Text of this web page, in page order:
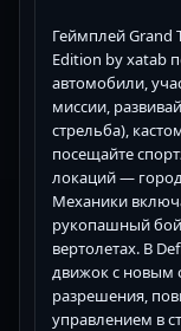
Геймплей Grand
Edition by xatab
автомобили,
миссии,
стрельба),
посещайте
локаций —
Механики
рукопашный
вертолетах. В
движок с новым
разрешения,
управлением в